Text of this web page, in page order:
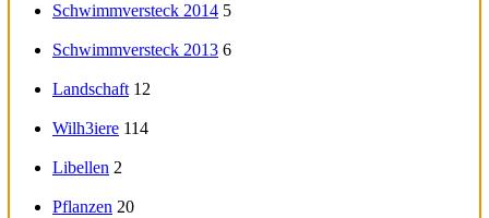
Schwimmversteck 2014 5
Schwimmversteck 2013 6
Landschaft 12
Wilh3iere 114
Libellen 2
Pflanzen 20